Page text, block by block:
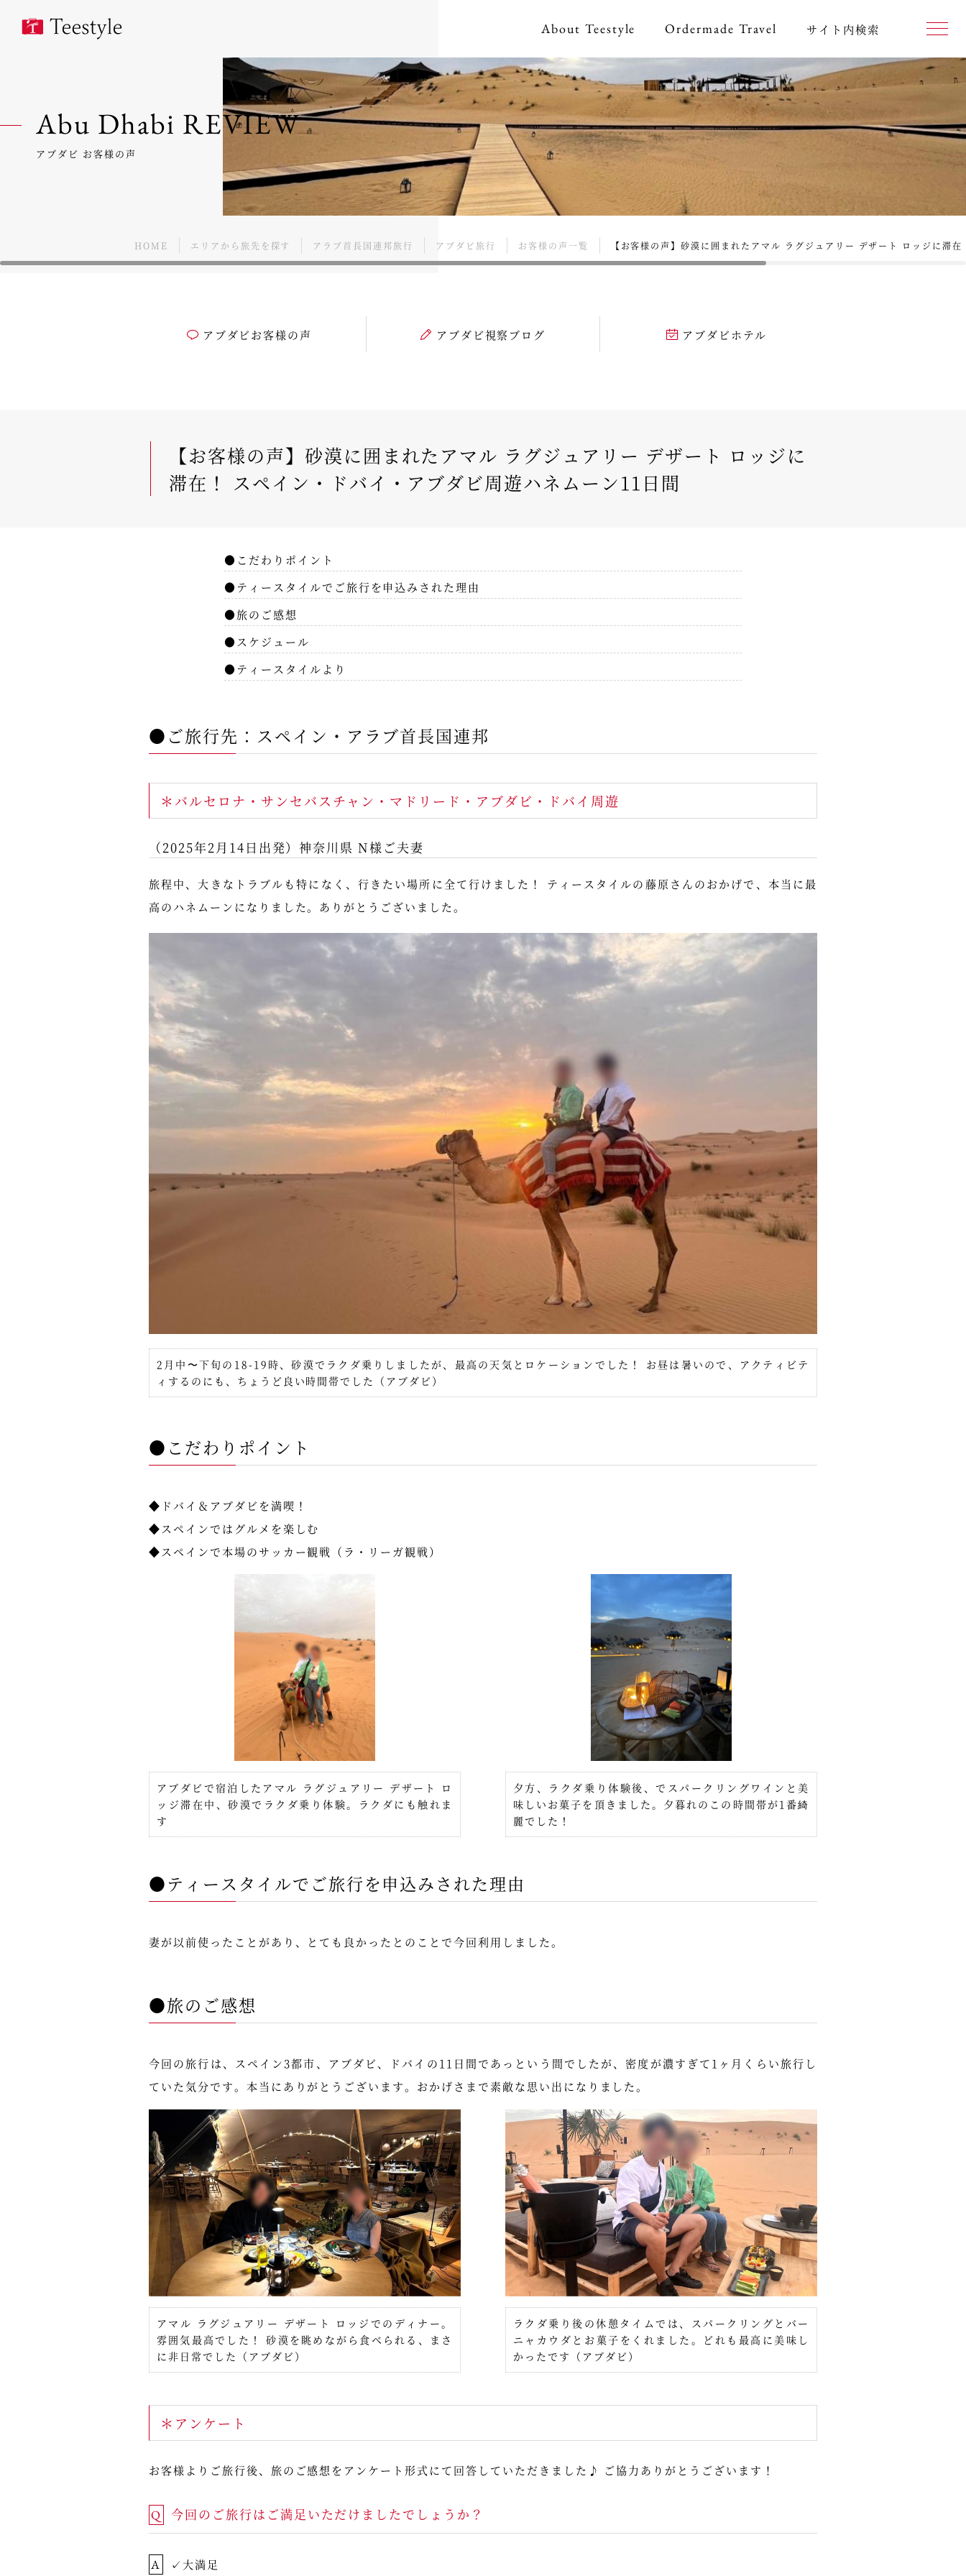
About Teestyle Ordermade Travel サイト内検索
Abu Dhabi REVIEW
アブダビ お客様の声
HOME エリアから旅先を探す アラブ首長国連邦旅行 アブダビ旅行 お客様の声一覧 【お客様の声】砂漠に囲まれたアマル ラグジュアリー デザート ロッジに滞
アブダビお客様の声 アブダビ視察ブログ アブダビホテル
【お客様の声】砂漠に囲まれたアマル ラグジュアリー デザート ロッジに
滞在！ スペイン・ドバイ・アブダビ周遊ハネムーン11日間
●こだわりポイント
●ティースタイルでご旅行を申込みされた理由
●旅のご感想
●スケジュール
●ティースタイルより
●ご旅行先：スペイン・アラブ首長国連邦
＊バルセロナ・サンセバスチャン・マドリード・アブダビ・ドバイ周遊
（2025年2月14日出発）神奈川県 N様ご夫妻
旅程中、大きなトラブルも特になく、行きたい場所に全て行けました！ ティースタイルの藤原さんのおかげで、本当に最
高のハネムーンになりました。ありがとうございました。
2月中〜下旬の18-19時、砂漠でラクダ乗りしましたが、最高の天気とロケーションでした！ お昼は暑いので、アクティビテ
ィするのにも、ちょうど良い時間帯でした（アブダビ）
●こだわりポイント
◆ドバイ＆アブダビを満喫！
◆スペインではグルメを楽しむ
◆スペインで本場のサッカー観戦（ラ・リーガ観戦）
アブダビで宿泊したアマル ラグジュアリー デザート ロ
ッジ滞在中、砂漠でラクダ乗り体験。ラクダにも触れま
す
夕方、ラクダ乗り体験後、でスパークリングワインと美
味しいお菓子を頂きました。夕暮れのこの時間帯が1番綺
麗でした！
●ティースタイルでご旅行を申込みされた理由
妻が以前使ったことがあり、とても良かったとのことで今回利用しました。
●旅のご感想
今回の旅行は、スペイン3都市、アブダビ、ドバイの11日間であっという間でしたが、密度が濃すぎて1ヶ月くらい旅行し
ていた気分です。本当にありがとうございます。おかげさまで素敵な思い出になりました。
アマル ラグジュアリー デザート ロッジでのディナー。
雰囲気最高でした！ 砂漠を眺めながら食べられる、まさ
に非日常でした（アブダビ）
ラクダ乗り後の休憩タイムでは、スパークリングとバー
ニャカウダとお菓子をくれました。どれも最高に美味し
かったです（アブダビ）
＊アンケート
お客様よりご旅行後、旅のご感想をアンケート形式にて回答していただきました♪ ご協力ありがとうございます！
Q 今回のご旅行はご満足いただけましたでしょうか？
A ✓大満足